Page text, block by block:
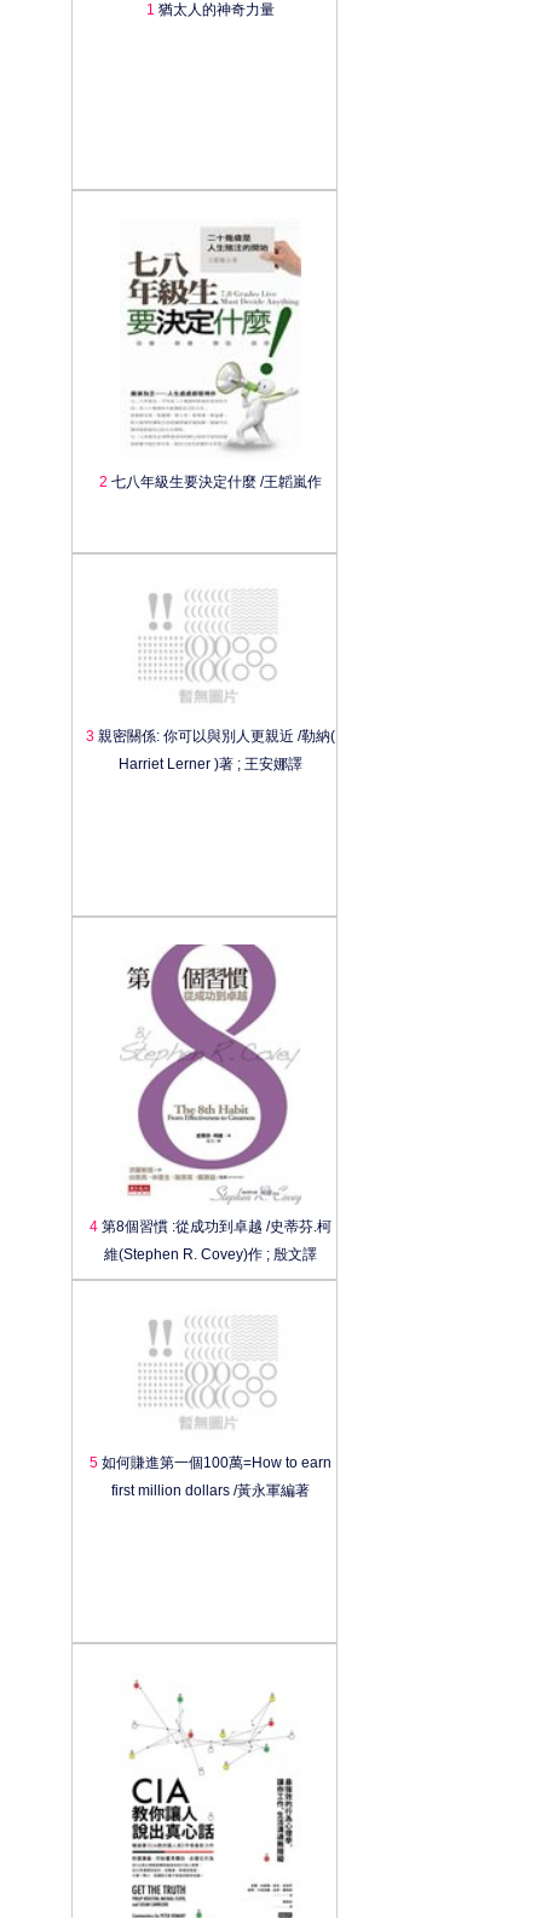
1 猶太人的神奇力量
2 七八年級生要決定什麼 /王韜嵐作
3親密關係: 你可以與別人更親近 /勒納(
Harriet Lerner )著 ; 王安娜譯
4第8個習慣 :從成功到卓越 /史蒂芬.柯
維(Stephen R. Covey)作 ; 殷文譯
5如何賺進第一個100萬=How to earn
first million dollars /黃永軍編著